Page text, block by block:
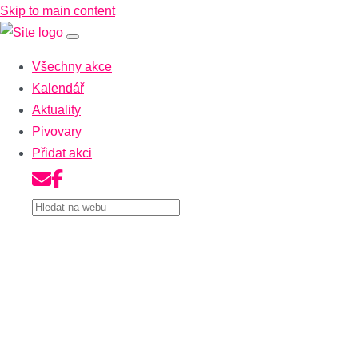
Skip to main content
Všechny akce
Kalendář
Aktuality
Pivovary
Přidat akci